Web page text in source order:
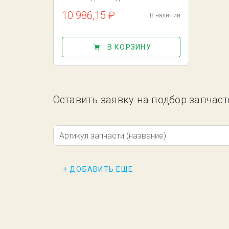
10 986,15 ₽ В наличии
В КОРЗИНУ
Оставить заявку на подбор
Артикул запчасти (название)
+ ДОБАВИТЬ ЕЩЕ